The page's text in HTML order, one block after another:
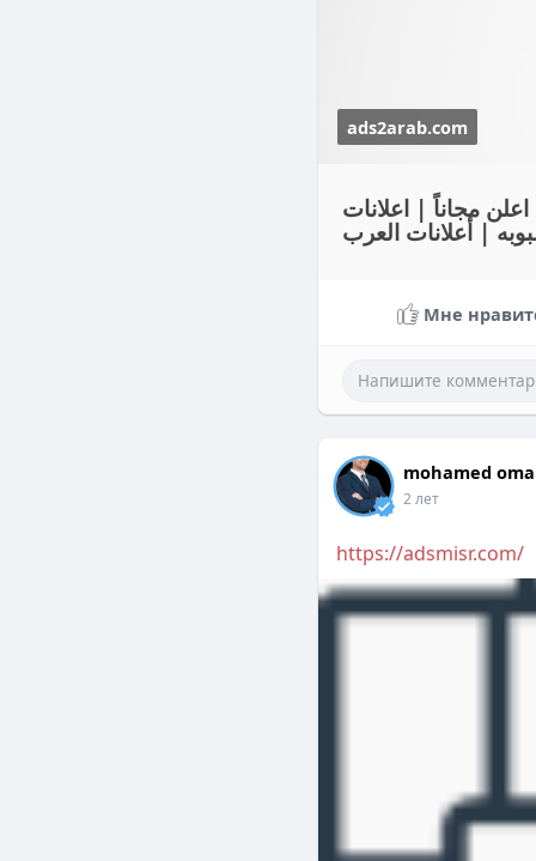
ads2arab.com
مجاناً | اعلانات
| أعلانات العرب
Мне
mohamed
2 лет
https://adsmisr.com/